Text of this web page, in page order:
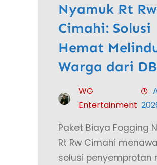
Nyamuk Rt Rw
Cimahi: Solusi
Hemat
Warga dari
WG
Entertainment
Paket Biaya Fogging
Rt Rw Cimahi
solusi penyemprotan